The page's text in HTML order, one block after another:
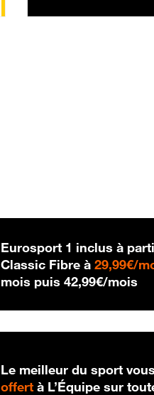
Eurosport 1 inclus à
Classic Fibre à29,99€/
mois puis42,99€/mois
Le meilleur du sport
offert à L’Équipe sur